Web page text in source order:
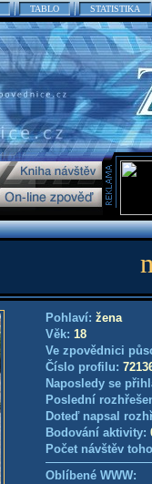
TABLO STATISTIKA
Pohlaví: žena
Věk: 18
Ve zpovědnici
Číslo profilu:
Naposledy se
Poslední
Doteď napsal
Bodování aktivity:
Počet návštěv
Oblíbené WWW: